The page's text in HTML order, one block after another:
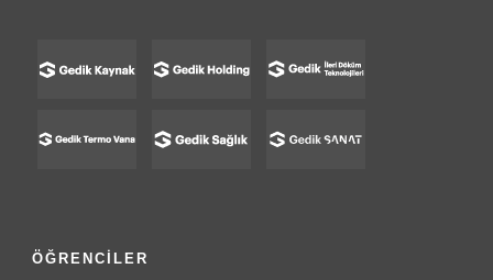
ÖĞRENCİLER